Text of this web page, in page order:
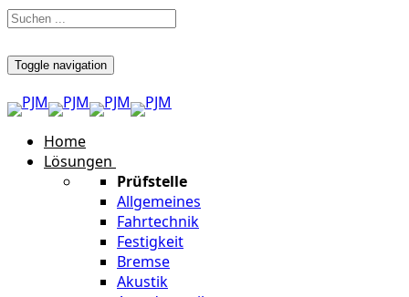
Toggle navigation
Home
Lösungen
Prüfstelle
Allgemeines
Fahrtechnik
Festigkeit
Bremse
Akustik